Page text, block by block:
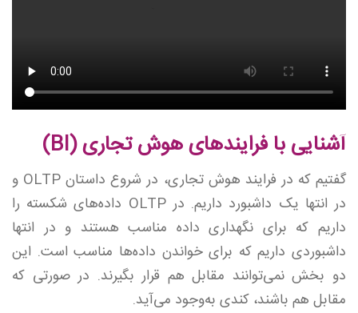
آشنایی با فرایندهای هوش تجاری (BI)
گفتیم که در فرایند هوش تجاری، در شروع داستان OLTP و
در انتها یک داشبورد داریم. در OLTP داده‌های شکسته را
داریم که برای نگهداری داده مناسب هستند و در انتها
داشبوردی داریم که برای خواندن داده‌ها مناسب است. این
دو بخش نمی‌توانند مقابل هم قرار بگیرند. در صورتی که
مقابل هم باشند، کندی به‌وجود می‌آید.